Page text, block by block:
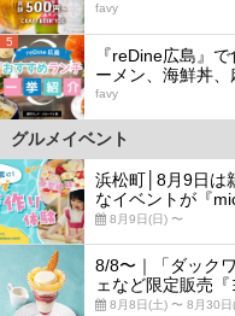
favy
5
『reDine広島』
ーメン、海鮮丼、
favy
グルメイベント
浜松町│8月9日は
なイベントが『
8月9日(日) 〜
8/8〜｜「ダック
ェなど限定販売『
8月8日(土) 〜 8月30日